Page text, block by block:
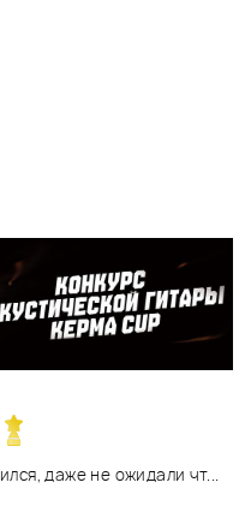
даже не ожидали чт...